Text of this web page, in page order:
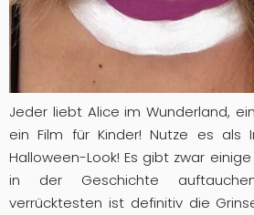
Jeder liebt Alice im Wunderland,
ein Film für Kinder! Nutze es als
Halloween-Look! Es gibt zwar
in der Geschichte
verrücktesten ist definitiv die